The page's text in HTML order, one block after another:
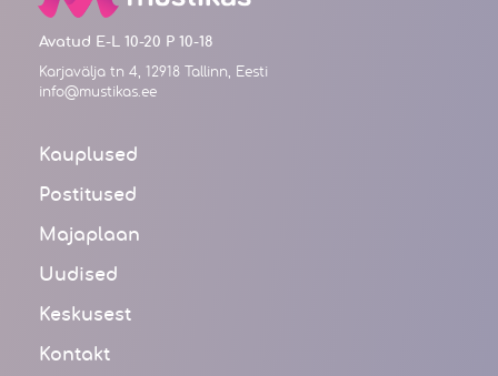
Avatud E-L 10-20 P 10-18
Karjavälja tn 4, 12918 Tallinn, Eesti
info@mustikas.ee
Kauplused
Postitused
Majaplaan
Uudised
Keskusest
Kontakt